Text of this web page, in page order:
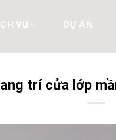
VỤ DỰ ÁN
trí cửa lớp